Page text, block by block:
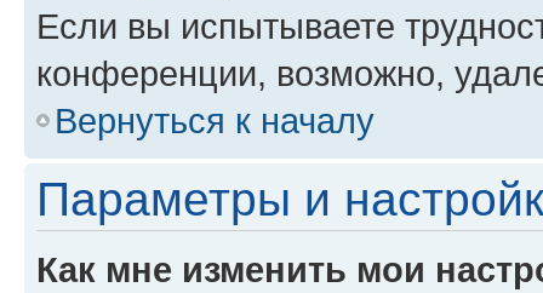
Если вы испытываете
конференции, возможно,
Вернуться к началу
Параметры и
Как мне изменить мои